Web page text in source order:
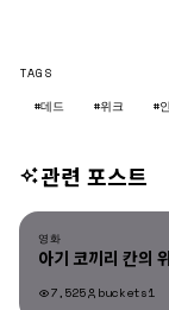
TAGS
#데드
#위크 #
관련 포스트
영화
영화
아기 코끼리 칸의
7,525 buckets1